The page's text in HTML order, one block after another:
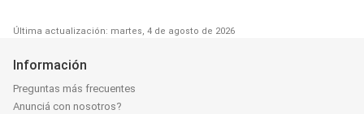
Última actualización: martes, 4 de agosto de 2026
Información
Preguntas más frecuentes
Anunciá con nosotros?